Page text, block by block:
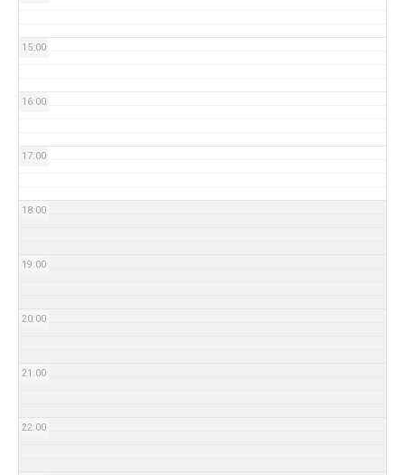
15:00
16:00
17:00
18:00
19:00
20:00
21:00
22:00